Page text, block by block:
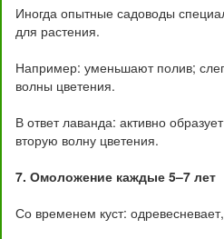
Иногда опытные садоводы
для растения.
Например: уменьшают полив;
волны цветения.
В ответ лаванда: активно
вторую волну цветения.
7. Омоложение каждые 5–7 лет
Со временем куст: